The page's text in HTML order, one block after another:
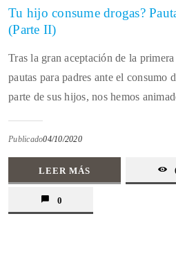
Tu hijo consume drogas?
(Parte II)
Tras la gran aceptación de la
pautas para padres ante el consumo
parte de sus hijos, nos hemos
Publicado04/10/2020
LEER MÁS
0